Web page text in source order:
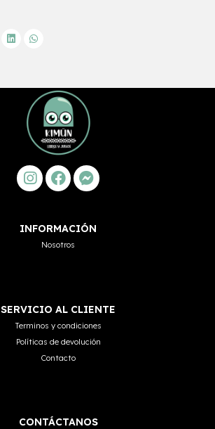
INFORMACIÓN
Nosotros
SERVICIO AL CLIENTE
Terminos y condiciones
Políticas de devolución
Contacto
CONTÁCTANOS